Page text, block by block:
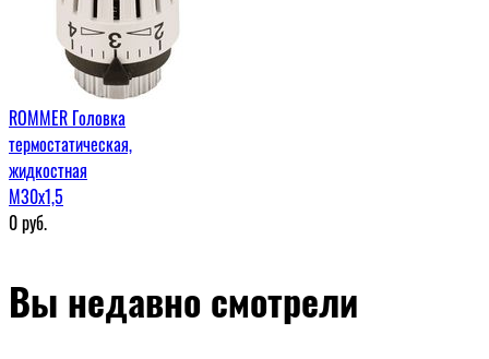
ROMMER Головка
термостатическая,
жидкостная
M30x1,5
0руб.
Вы недавно смотрели